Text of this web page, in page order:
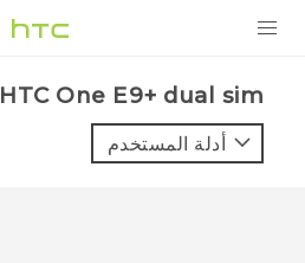
VIVE
HTC One E9+ dual sim‎
أدلة المستخدم